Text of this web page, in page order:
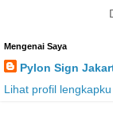
Mengenai Saya
Pylon Sign
Lihat profil lengkapku